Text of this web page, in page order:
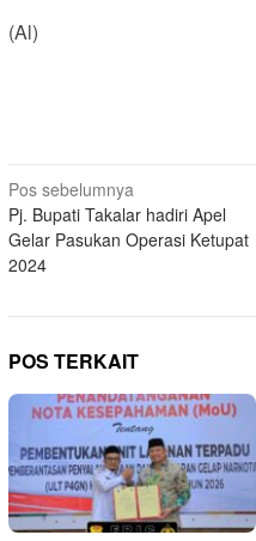
(Al)
Navigasi
pos
Pos sebelumnya
Pj. Bupati Takalar hadiri Apel
Gelar Pasukan Operasi Ketupat
2024
POS TERKAIT